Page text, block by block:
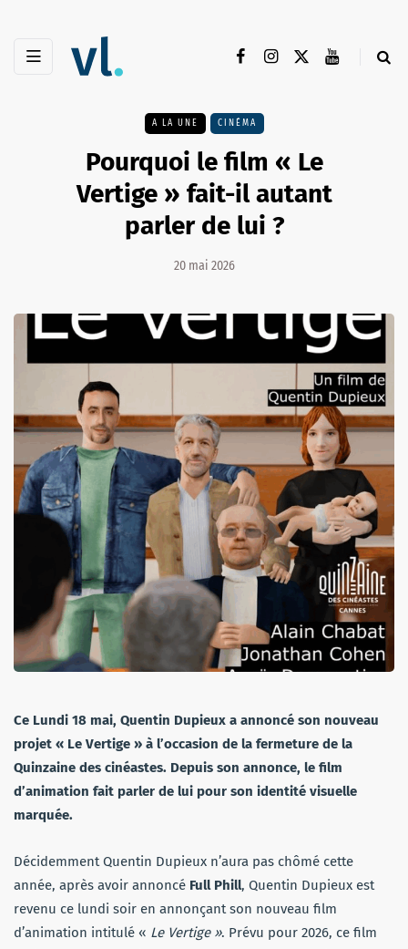
A LA UNE CINÉMA
Pourquoi le film « Le
Vertige » fait-il autant
parler de lui ?
20 mai 2026
Ce Lundi 18 mai, Quentin Dupieux a annoncé son nouveau
projet « Le Vertige » à l’occasion de la fermeture de la
Quinzaine des cinéastes. Depuis son annonce, le film
d’animation fait parler de lui pour son identité visuelle
marquée.
Décidemment Quentin Dupieux n’aura pas chômé cette
année, après avoir annoncé Full Phill, Quentin Dupieux est
revenu ce lundi soir en annonçant son nouveau film
d’animation intitulé « Le Vertige ». Prévu pour 2026, ce film